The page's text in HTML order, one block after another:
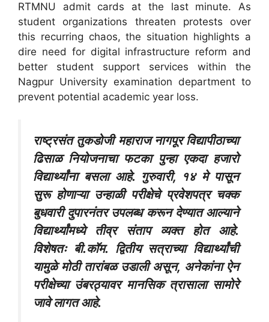
RTMNU admit cards at the last minute. As
student organizations threaten protests over
this recurring chaos, the situation highlights a
dire need for digital infrastructure reform and
better student support services within the
Nagpur University examination department to
prevent potential academic year loss.
राष्ट्रसंत तुकडोजी महाराज नागपूर विद्यापीठाच्या
ढिसाळ नियोजनाचा फटका पुन्हा एकदा हजारो
विद्यार्थ्यांना बसला आहे. गुरुवारी, १४ मे पासून
सुरू होणाऱ्या उन्हाळी परीक्षेचे प्रवेशपत्र चक्क
बुधवारी दुपारनंतर उपलब्ध करून देण्यात आल्याने
विद्यार्थ्यांमध्ये तीव्र संताप व्यक्त होत आहे.
विशेषतः बी.कॉम. द्वितीय सत्राच्या विद्यार्थ्यांची
यामुळे मोठी तारांबळ उडाली असून, अनेकांना ऐन
परीक्षेच्या उंबरठ्यावर मानसिक त्रासाला सामोरे
जावे लागत आहे.